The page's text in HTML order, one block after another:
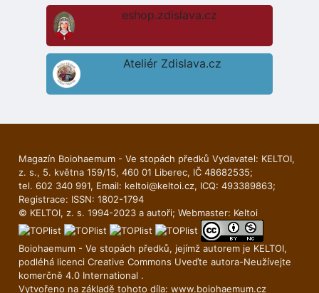
eshop.zdislava.cz
Ateliér Zdislava.cz
Magazín Boiohaemum - Ve stopách předků Vydavatel: KELTOI,
z. s., 5. května 159/15, 460 01 Liberec, IČ 48682535;
tel. 602 340 991, Email: keltoi@keltoi.cz, ICQ: 493389863;
Registrace: ISSN: 1802-1794
© KELTOI, z. s. 1994-2023 a autoři; Webmaster: Keltoi
Boiohaemum - Ve stopách předků, jejímž autorem je KELTOI,
podléhá licenci Creative Commons Uveďte autora-Neuží­vejte
komerčně 4.0 International .
Vytvořeno na základě tohoto díla: www.boiohaemum.cz